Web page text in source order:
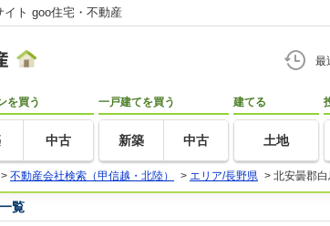
ト goo住宅・不動産
最
を買う
中古
一戸建てを買う
新築 中古
建てる
土地
> 不動産会社検索（甲信越・北陸） > エリア/長野県 > 北安曇郡
覧